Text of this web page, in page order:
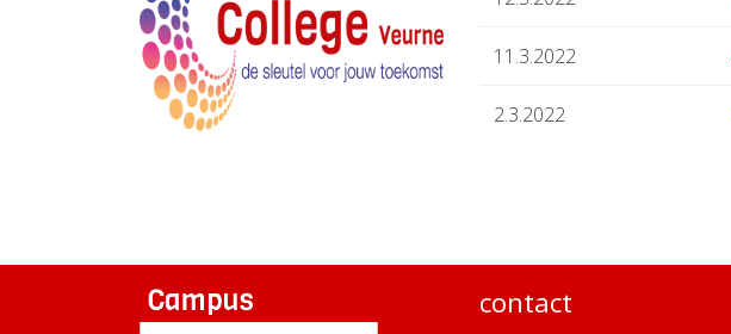
11.3.2022
2.3.2022
contact